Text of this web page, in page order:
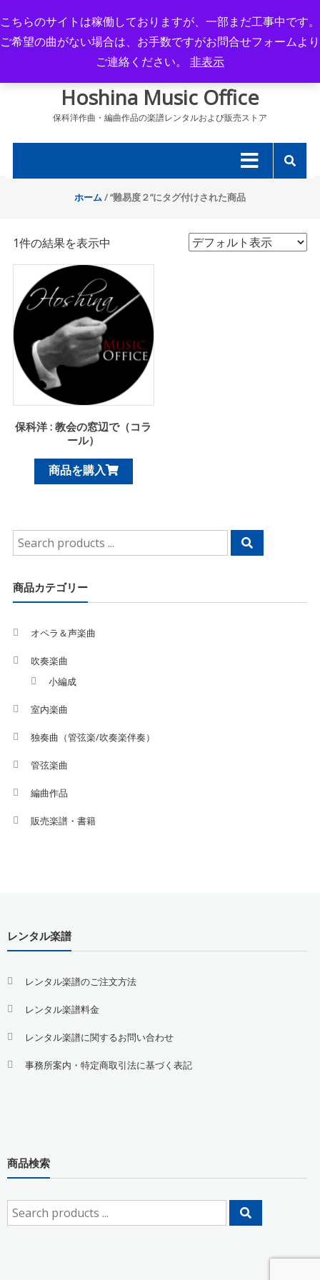
to
content
Hoshina Music Office
保科洋作曲・編曲作品の楽譜レンタルおよび販売ストア
ホーム/ “難易度２”にタグ付けされた商品
1件の結果を表示中
保科洋 : 教会の窓辺で（コラ
ール）
商品を購入
Search
for:
商品カテゴリー
オペラ＆声楽曲
吹奏楽曲
小編成
室内楽曲
独奏曲（管弦楽/吹奏楽伴奏）
管弦楽曲
編曲作品
販売楽譜・書籍
レンタル楽譜
レンタル楽譜のご注文方法
レンタル楽譜料金
レンタル楽譜に関するお問い合わせ
事務所案内・特定商取引法に基づく表記
商品検索
Search
for:
こちらのサイトは稼働しておりますが、一部まだ工事中です。
ご希望の曲がない場合は、お手数ですがお問合せフォームより
ご連絡ください。 非表示